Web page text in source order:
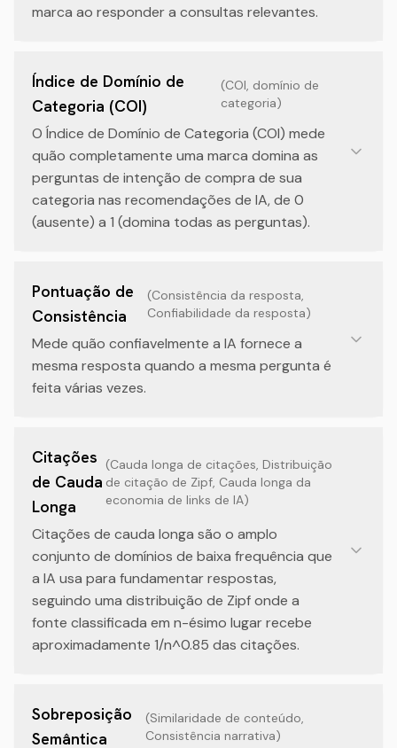
marca ao responder a consultas relevantes.
Índice de Domínio de
Categoria (COI)
(COI, domínio de
categoria)
O Índice de Domínio de Categoria (COI) mede
quão completamente uma marca domina as
perguntas de intenção de compra de sua
categoria nas recomendações de IA, de 0
(ausente) a 1 (domina todas as perguntas).
Pontuação de
Consistência
(Consistência da resposta,
Confiabilidade da resposta)
Mede quão confiavelmente a IA fornece a
mesma resposta quando a mesma pergunta é
feita várias vezes.
Citações
de Cauda
Longa
(Cauda longa de citações, Distribuição
de citação de Zipf, Cauda longa da
economia de links de IA)
Citações de cauda longa são o amplo
conjunto de domínios de baixa frequência que
a IA usa para fundamentar respostas,
seguindo uma distribuição de Zipf onde a
fonte classificada em n-ésimo lugar recebe
aproximadamente 1/n^0.85 das citações.
Sobreposição
Semântica
(Similaridade de conteúdo,
Consistência narrativa)